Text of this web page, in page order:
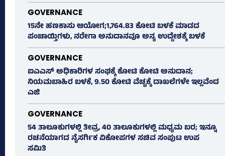
GOVERNANCE
15ನೇ ಹಣಕಾಸು ಆಯೋಗ;1,764.83 ಕೋಟಿ ಬಳಕೆ ಮಾಡದ
ಪಂಚಾಯ್ತಿಗಳು, ನರೇಗಾ ಅನುದಾನವೂ ಅನ್ಯ ಉದ್ದೇಶಕ್ಕೆ ಬಳಕೆ
GOVERNANCE
ಐಎಎಸ್‌ ಅಧಿಕಾರಿಗಳ ಸಂಘಕ್ಕೆ ಕೋಟಿ ಕೋಟಿ ಅನುದಾನ;
ನಿಯಮಬಾಹಿರ ಬಳಕೆ, 9.50 ಕೋಟಿ ವೆಚ್ಚಕ್ಕೆ ದಾಖಲೆಗಳೇ ಇಲ್ಲವೆಂದ
ಎಜಿ
GOVERNANCE
54 ತಾಲೂಕುಗಳಲ್ಲಿ ತೀವ್ರ, 40 ತಾಲೂಕುಗಳಲ್ಲಿ ಮಧ್ಯಮ ಬರ; ಇನ್ನೂ
ರಚನೆಯಾಗದ ನೈಸರ್ಗಿಕ ವಿಕೋಪಗಳ ಸಚಿವ ಸಂಪುಟ ಉಪ
ಸಮಿತಿ